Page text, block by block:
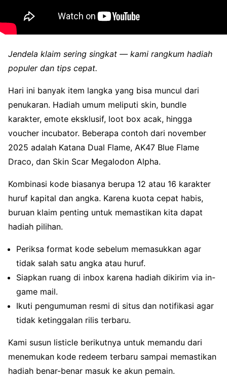
Jendela klaim sering singkat — kami rangkum hadiah
populer dan tips cepat.
Hari ini banyak item langka yang bisa muncul dari
penukaran. Hadiah umum meliputi skin, bundle
karakter, emote eksklusif, loot box acak, hingga
voucher incubator. Beberapa contoh dari november
2025 adalah Katana Dual Flame, AK47 Blue Flame
Draco, dan Skin Scar Megalodon Alpha.
Kombinasi kode biasanya berupa 12 atau 16 karakter
huruf kapital dan angka. Karena kuota cepat habis,
buruan klaim penting untuk memastikan kita dapat
hadiah pilihan.
Periksa format kode sebelum memasukkan agar
tidak salah satu angka atau huruf.
Siapkan ruang di inbox karena hadiah dikirim via in-
game mail.
Ikuti pengumuman resmi di situs dan notifikasi agar
tidak ketinggalan rilis terbaru.
Kami susun listicle berikutnya untuk memandu dari
menemukan kode redeem terbaru sampai memastikan
hadiah benar-benar masuk ke akun pemain.